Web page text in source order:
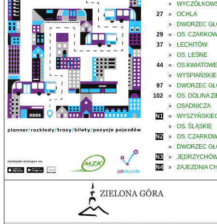
»
27
» OCHLA
»
DWORZEC
29
»
OS.
37
» LECHITÓW
»
OS. LEŚNE
44
» OS.KWIATOWE
»
97
»
DWORZEC
102
» OS. DOLINA
»
OSADNICZA
N1
»
»
OS. ŚLĄSKIE
N2
» OS.
»
DWORZEC
N3
»
N4
» ZAJEZDNIA